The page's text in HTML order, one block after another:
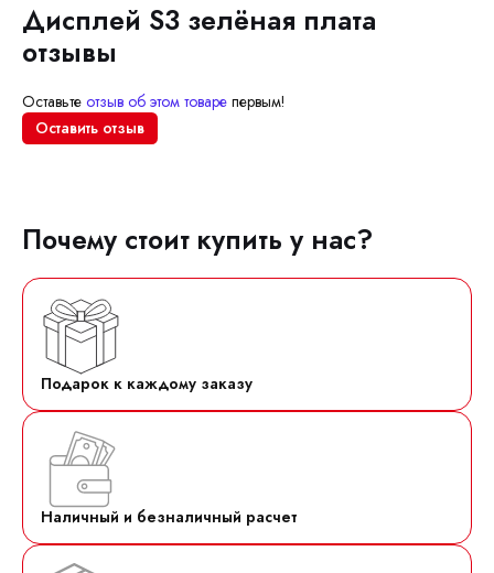
Дисплей S3 зелёная плата
отзывы
Оставьте отзыв об этом товаре первым!
Оставить отзыв
Почему стоит купить у нас?
Подарок к каждому заказу
Наличный и безналичный расчет